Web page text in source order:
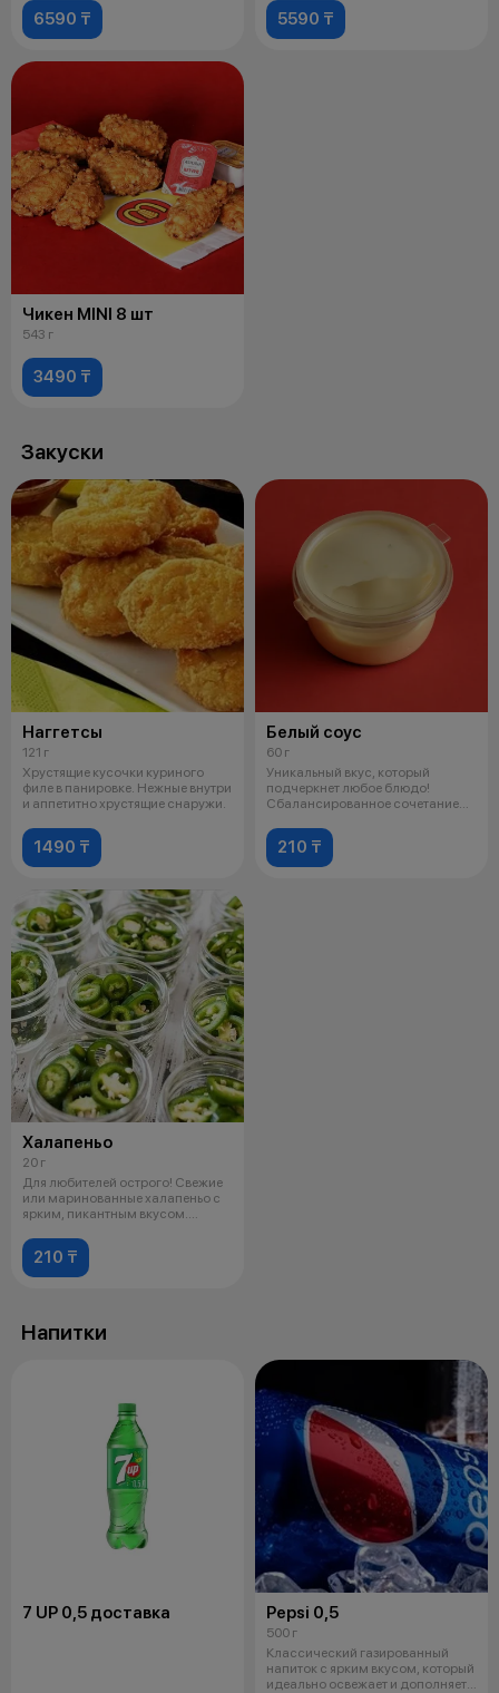
6590 ₸ 5590 ₸
Чикен MINI 8 шт
543 г
3490 ₸
Закуски
Наггетсы
121 г
Хрустящие кусочки куриного
филе в панировке. Нежные внутри
и аппетитно хрустящие снаружи.
1490 ₸
Белый соус
60 г
Уникальный вкус, который
подчеркнет любое блюдо!
Сбалансированное сочетание
210 ₸
Халапеньо
20 г
Для любителей острого! Свежие
или маринованные халапеньо с
ярким, пикантным вкусом.
210 ₸
Напитки
7 UP 0,5 доставка Pepsi 0,5
500 г
Классический газированный
напиток с ярким вкусом, который
идеально освежает и дополняет